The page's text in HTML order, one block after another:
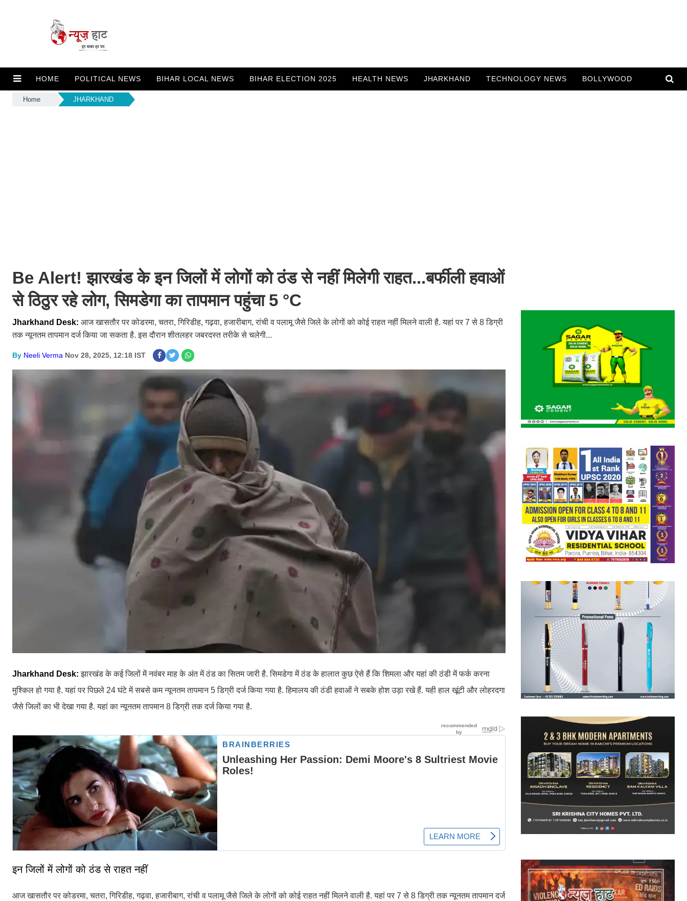
HOME POLITICAL NEWS BIHAR LOCAL NEWS BIHAR ELECTION 2025 HEALTH NEWS JHARKHAND TECHNOLOGY NEWS BOLLYWOOD
Home JHARKHAND
Be Alert! झारखंड के इन जिलों में लोगों को ठंड से नहीं मिलेगी राहत...बर्फीली हवाओं
से ठिठुर रहे लोग, सिमडेगा का तापमान पहुंचा 5 °C
Jharkhand Desk: आज खासतौर पर कोडरमा, चतरा, गिरिडीह, गढ़वा, हजारीबाग, रांची व पलामू जैसे जिले के लोगों को कोई राहत नहीं मिलने वाली है. यहां पर 7 से 8 डिग्री
तक न्यूनतम तापमान दर्ज किया जा सकता है. इस दौरान शीतलहर जबरदस्त तरीके से चलेगी...
By Neeli Verma Nov 28, 2025, 12:18 IST
Jharkhand Desk:झारखंड के कई जिलों में नवंबर माह के अंत में ठंड का सितम जारी है. सिमडेगा में ठंड के हालात कुछ ऐसे हैं कि शिमला और यहां की ठंडी में फर्क करना
मुश्किल हो गया है. यहां पर पिछले 24 घंटे में सबसे कम न्यूनतम तापमान 5 डिग्री दर्ज किया गया है. हिमालय की ठंडी हवाओं ने सबके होश उड़ा रखे हैं. यही हाल खूंटी और लोहरदगा
जैसे जिलों का भी देखा गया है. यहां का न्यूनतम तापमान 8 डिग्री तक दर्ज किया गया है.
इन जिलों में लोगों को ठंड से राहत नहीं
आज खासतौर पर कोडरमा, चतरा, गिरिडीह, गढ़वा, हजारीबाग, रांची व पलामू जैसे जिले के लोगों को कोई राहत नहीं मिलने वाली है. यहां पर 7 से 8 डिग्री तक न्यूनतम तापमान दर्ज